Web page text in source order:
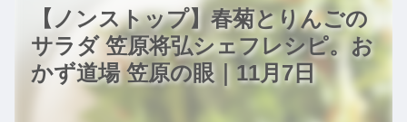
【ノンストップ】春菊とりんごの
サラダ 笠原将弘シェフレシピ。お
かず道場 笠原の眼｜11月7日